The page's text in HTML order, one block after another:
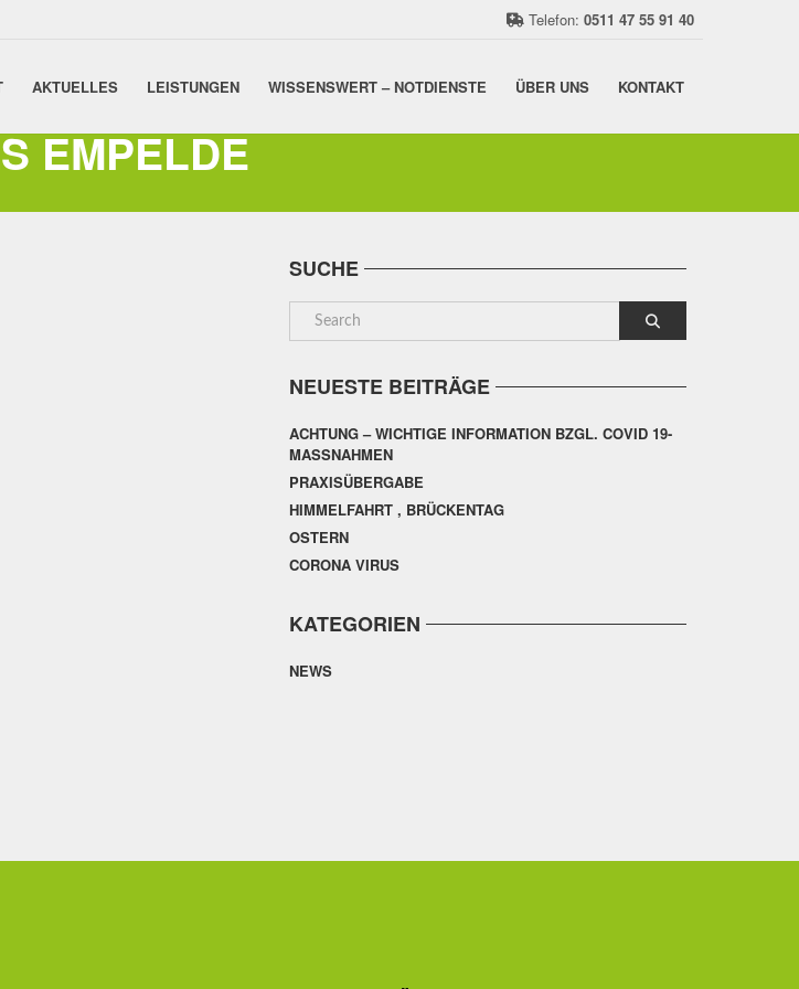
Telefon: 0511 47 55 91 40
AKTUELLES LEISTUNGEN WISSENSWERT – NOTDIENSTE ÜBER UNS KONTAKT
EMPELDE
SUCHE
NEUESTE BEITRÄGE
ACHTUNG – WICHTIGE INFORMATION BZGL. COVID 19-
MASSNAHMEN
PRAXISÜBERGABE
HIMMELFAHRT , BRÜCKENTAG
OSTERN
CORONA VIRUS
KATEGORIEN
NEWS